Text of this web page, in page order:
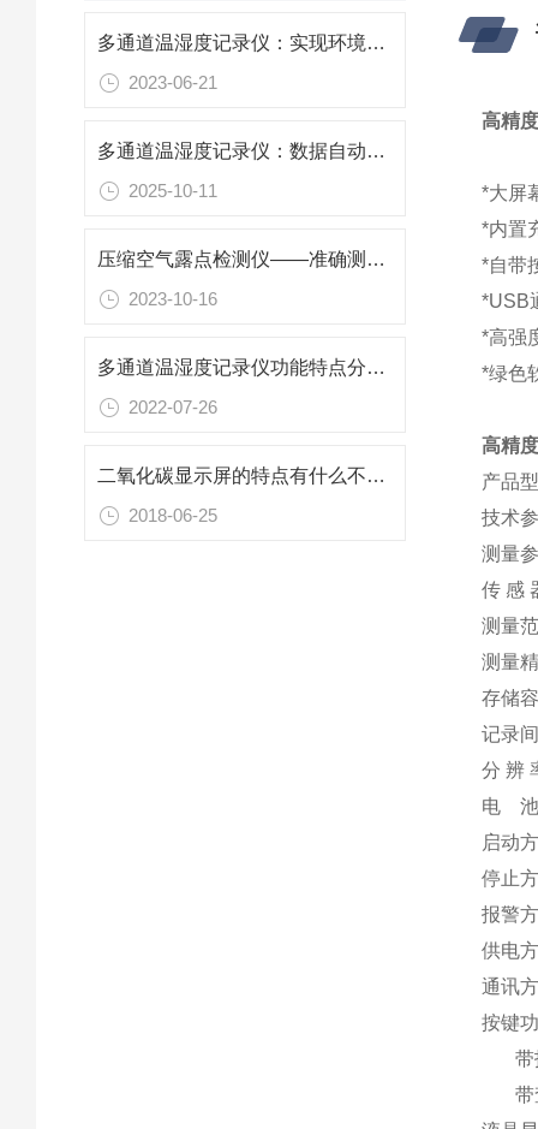
多通道温湿度记录仪：实现环境监测与控制的关键工具
2023-06-21
多通道温湿度记录仪：数据自动存，还能连电脑导出报表，不用手动抄数省力气
2025-10-11
压缩空气露点检测仪——准确测量压缩空气湿度的必备工具
2023-10-16
多通道温湿度记录仪功能特点分析说明
2022-07-26
二氧化碳显示屏的特点有什么不一样
2018-06-25
高精
*大屏
*内置
*自带
*USB
*高强
*绿色
高精
产品
技术
测量
传 感
测量
测量
存储
记录
分 辨
电 池
启动
停止
报警
供电
通讯
按键
带报
带查